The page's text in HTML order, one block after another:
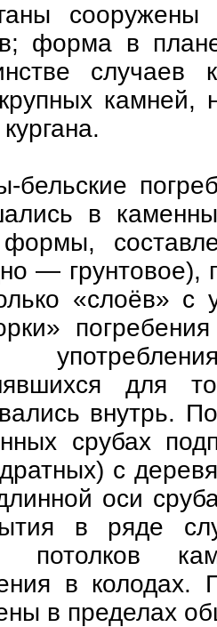
форма в
случаев
камней,
бельские
в
— грунтовое),
«слоёв» с
для
внутрь.
срубах
с
оси
в ряде
потолков
в колодах.
в пределах